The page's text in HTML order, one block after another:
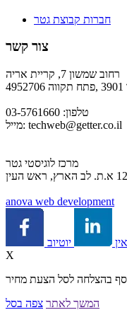
חברות קבוצת גטר
צור קשר
רחוב שמשון 7, קריית אריה
טלפון: 03-5761660
מייל: techweb@getter.co.il
מרכז לוגיסטי גטר
anova web development
X
בהצלחה לסל הצעת מחיר
המשך לאתר צפה בסל